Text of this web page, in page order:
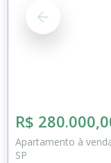
R$
Apartamento à
SP